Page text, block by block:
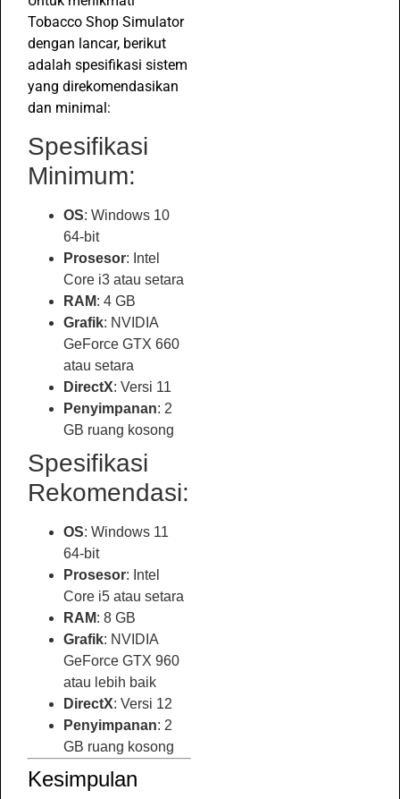
Tobacco Shop Simulator
dengan lancar, berikut
adalah spesifikasi sistem
yang direkomendasikan
dan minimal:
Spesifikasi
Minimum:
OS: Windows 10
64-bit
Prosesor: Intel
Core i3 atau setara
RAM: 4 GB
Grafik: NVIDIA
GeForce GTX 660
atau setara
DirectX: Versi 11
Penyimpanan: 2
GB ruang kosong
Spesifikasi
Rekomendasi:
OS: Windows 11
64-bit
Prosesor: Intel
Core i5 atau setara
RAM: 8 GB
Grafik: NVIDIA
GeForce GTX 960
atau lebih baik
DirectX: Versi 12
Penyimpanan: 2
GB ruang kosong
Kesimpulan